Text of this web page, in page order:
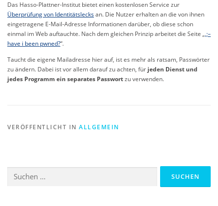
Das Hasso-Plattner-Institut bietet einen kostenlosen Service zur
Überprüfung von Identitätslecksan. Die Nutzer erhalten an die von ihnen
eingetragene E-Mail-Adresse Informationen darüber, ob diese schon
einmal im Web auftauchte. Nach dem gleichen Prinzip arbeitet die Seite „‚;–
have i been pwned?“.
Taucht die eigene Mailadresse hier auf, ist es mehr als ratsam, Passwörter
zu ändern. Dabei ist vor allem darauf zu achten, für jeden Dienst und
jedes Programm ein separates Passwortzu verwenden.
VERÖFFENTLICHT IN ALLGEMEIN
nach: